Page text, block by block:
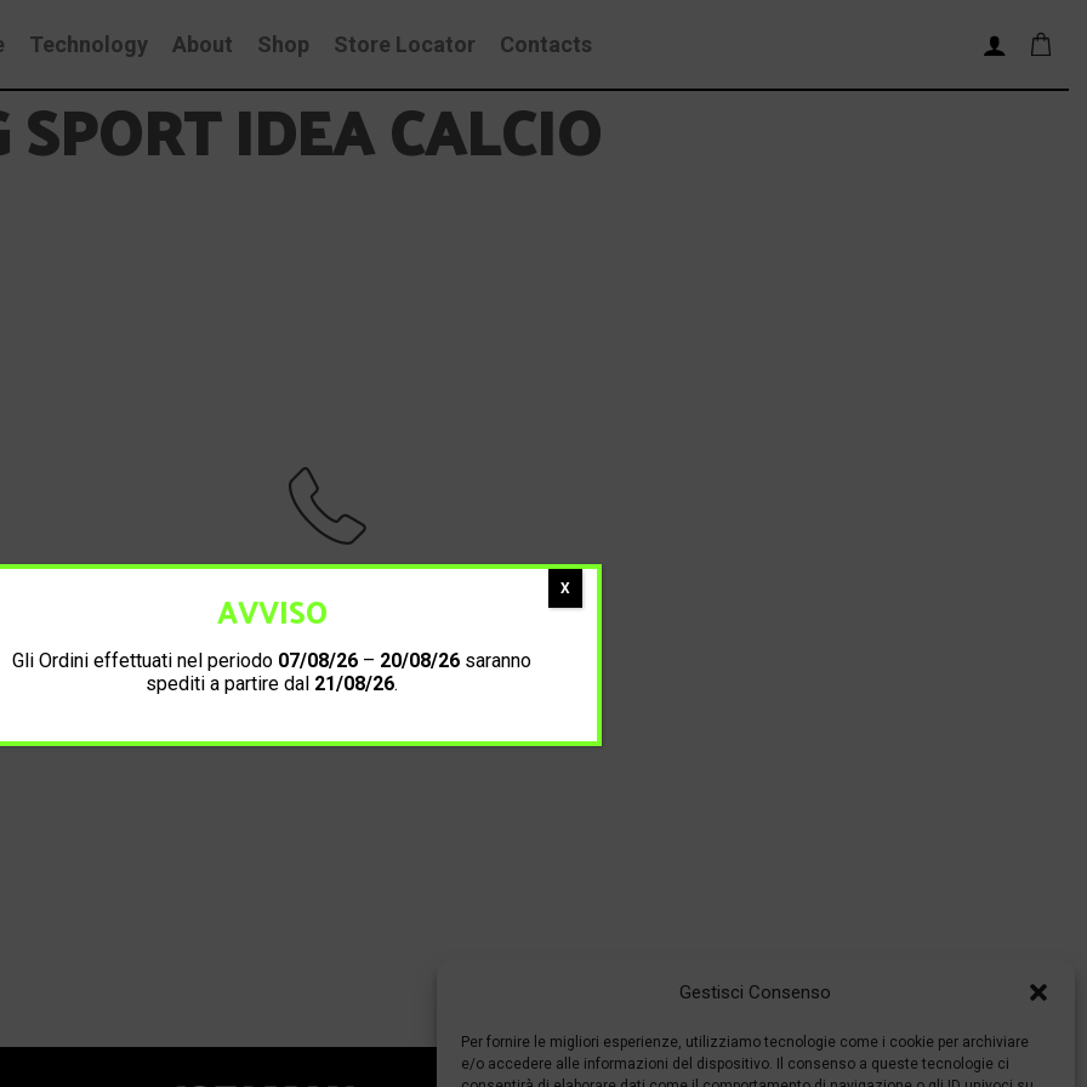
Gestisci Consenso
Per fornire le migliori esperienze, utilizziamo tecnologie come i cookie per archiviare
e/o accedere alle informazioni del dispositivo. Il consenso a queste tecnologie ci
Technology About Shop Store Locator Contacts
SPORT IDEA CALCIO
AVVISO
Gli Ordini effettuati nel periodo 07/08/26 – 20/08/26 saranno
spediti a partire dal 21/08/26.
X